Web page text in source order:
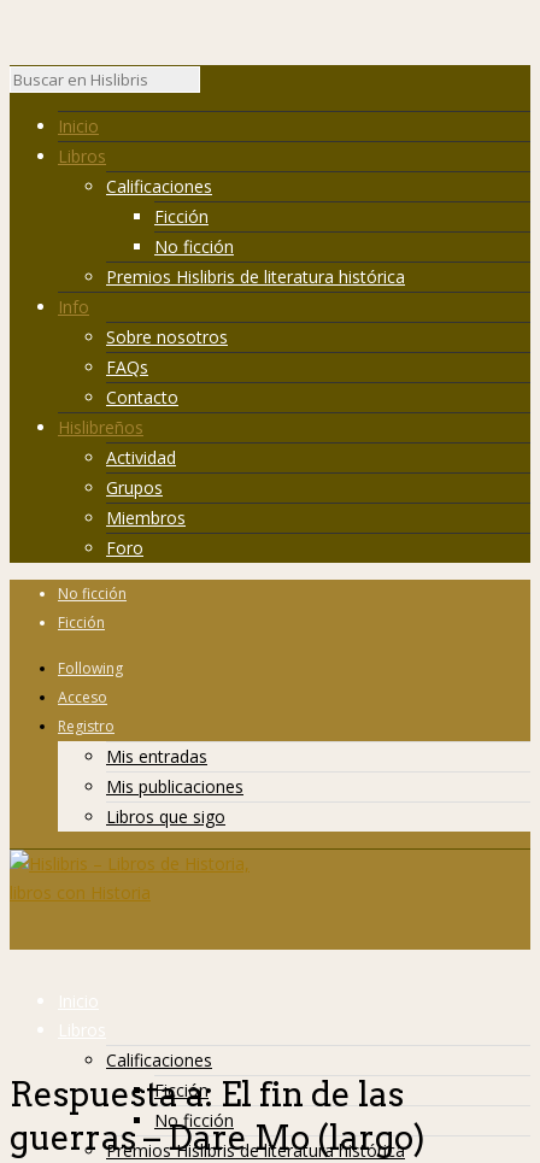
Inicio
Libros
Calificaciones
Ficción
No ficción
Premios Hislibris de literatura histórica
Info
Sobre nosotros
FAQs
Contacto
Hislibreños
Actividad
Grupos
Miembros
Foro
No ficción
Ficción
Following
Acceso
Registro
Mis entradas
Mis publicaciones
Libros que sigo
Inicio
Libros
Calificaciones
Ficción
No ficción
Premios Hislibris de literatura histórica
Respuesta a: El fin de las
guerras – Dare Mo (largo)